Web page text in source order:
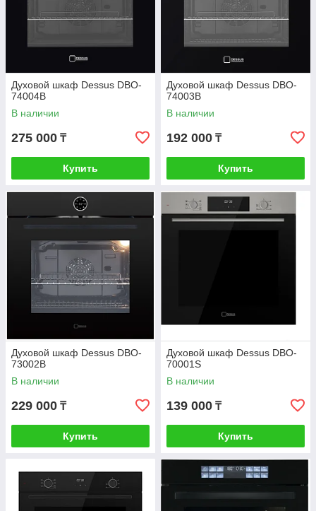
Духовой шкаф Dessus DBO-
74004B
В наличии
275 000 ₸
Купить
Духовой шкаф Dessus DBO-
74003B
В наличии
192 000 ₸
Купить
Духовой шкаф Dessus DBO-
73002B
В наличии
229 000 ₸
Купить
Духовой шкаф Dessus DBO-
70001S
В наличии
139 000 ₸
Купить